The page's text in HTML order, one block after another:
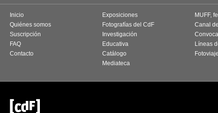
Inicio
Quiénes somos
Suscripción
FAQ
Contacto
Exposiciones
Fotografías del CdF
Investigación
Educativa
Catálogo
Mediateca
MUFF,
Canal
Líneas